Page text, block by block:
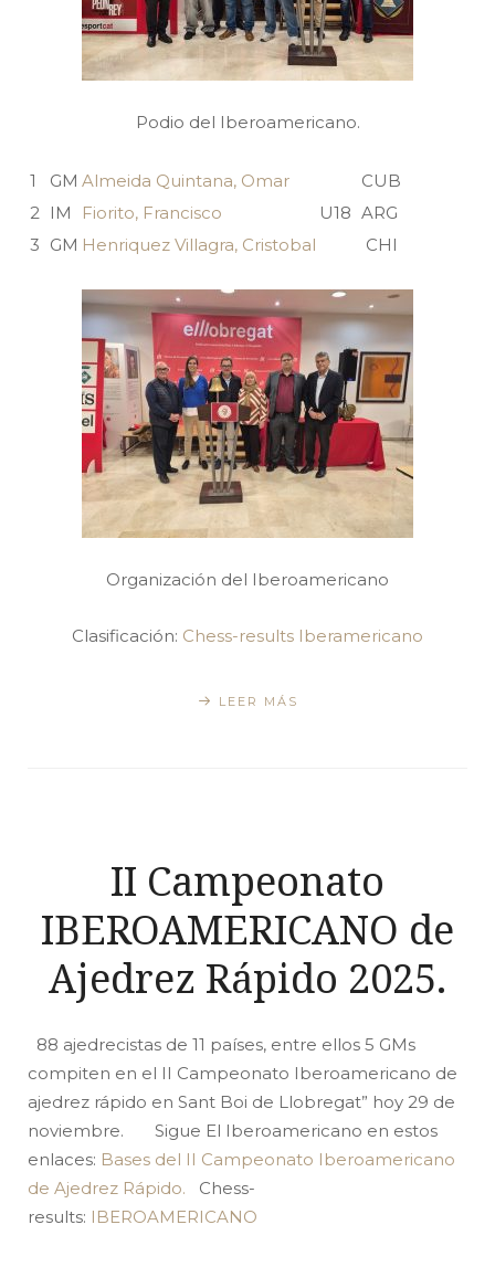
Podio del Iberoamericano.
1 GM Almeida Quintana, Omar
CUB
2 IM Fiorito, Francisco U18 ARG
3 GM Henriquez Villagra, Cristobal CHI
Organización del Iberoamericano
Clasificación: Chess-results Iberamericano
LEER MÁS
II Campeonato
IBEROAMERICANO de
Ajedrez Rápido 2025.
88 ajedrecistas de 11 países, entre ellos 5 GMs
compiten en el II Campeonato Iberoamericano de
ajedrez rápido en Sant Boi de Llobregat” hoy 29 de
noviembre. Sigue El Iberoamericano en estos
enlaces: Bases del II Campeonato Iberoamericano
de Ajedrez Rápido. Chess-
results: IBEROAMERICANO